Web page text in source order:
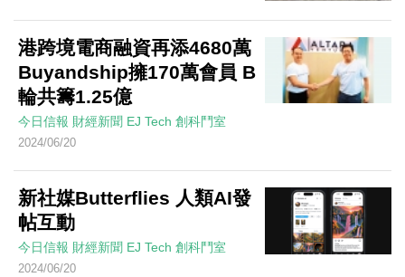
港跨境電商融資再添4680萬
Buyandship擁170萬會員 B
輪共籌1.25億
今日信報 財經新聞 EJ Tech 創科鬥室
2024/06/20
新社媒Butterflies 人類AI發
帖互動
今日信報 財經新聞 EJ Tech 創科鬥室
2024/06/20